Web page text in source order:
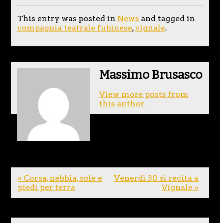
This entry was posted in News and tagged in
compagnia teatrale fubinese,vignale.
Massimo Brusasco
View more posts from
this author
« Corsa, nebbia, sole e
piedi per terra
Venerdì 30 si recita a
Vignale »